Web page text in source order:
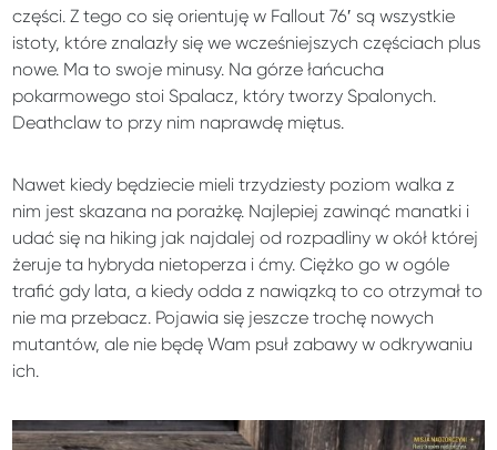
części. Z tego co się orientuję w Fallout 76′ są wszystkie
istoty, które znalazły się we wcześniejszych częściach plus
nowe. Ma to swoje minusy. Na górze łańcucha
pokarmowego stoi Spalacz, który tworzy Spalonych.
Deathclaw to przy nim naprawdę miętus.
Nawet kiedy będziecie mieli trzydziesty poziom walka z
nim jest skazana na porażkę. Najlepiej zawinąć manatki i
udać się na hiking jak najdalej od rozpadliny w okół której
żeruje ta hybryda nietoperza i ćmy. Ciężko go w ogóle
trafić gdy lata, a kiedy odda z nawiązką to co otrzymał to
nie ma przebacz. Pojawia się jeszcze trochę nowych
mutantów, ale nie będę Wam psuł zabawy w odkrywaniu
ich.